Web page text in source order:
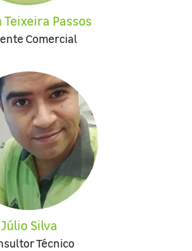
Teixeira Passos
Comercial
Júlio Silva
Técnico